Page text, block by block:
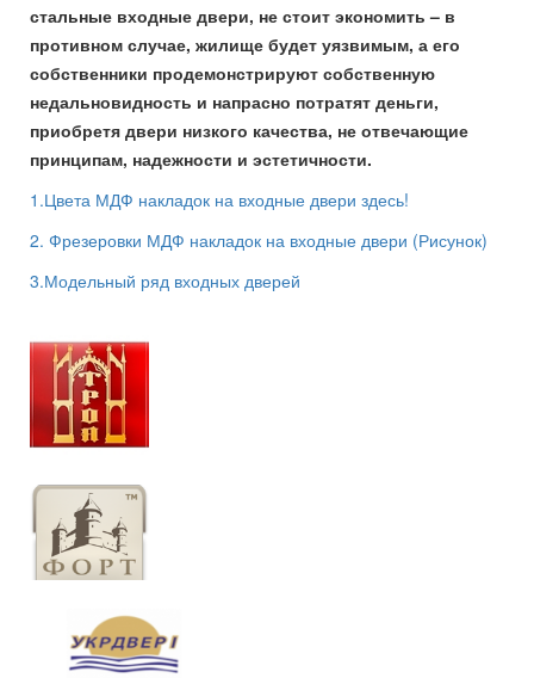
стальные входные двери, не стоит экономить – в
противном случае, жилище будет уязвимым, а его
собственники продемонстрируют собственную
недальновидность и напрасно потратят деньги,
приобретя двери низкого качества, не отвечающие
принципам, надежности и эстетичности.
1.Цвета МДФ накладок на входные двери здесь!
2. Фрезеровки МДФ накладок на входные двери (Рисунок)
3.Модельный ряд входных дверей